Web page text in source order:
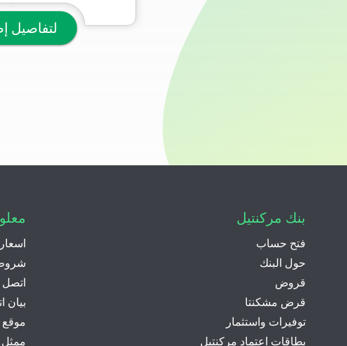
لتفاصيل
بنك مركنتيل
فتح حساب
حول البنك
قروض
قرض مشكنتا
توفيرات واستثمار
بطاقات اعتماد مركنتيل
اتصل
بيان
ممثل